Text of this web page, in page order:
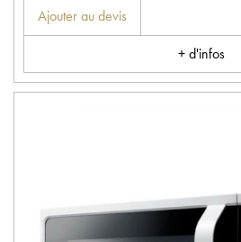
Ajouter au devis
+ d'infos